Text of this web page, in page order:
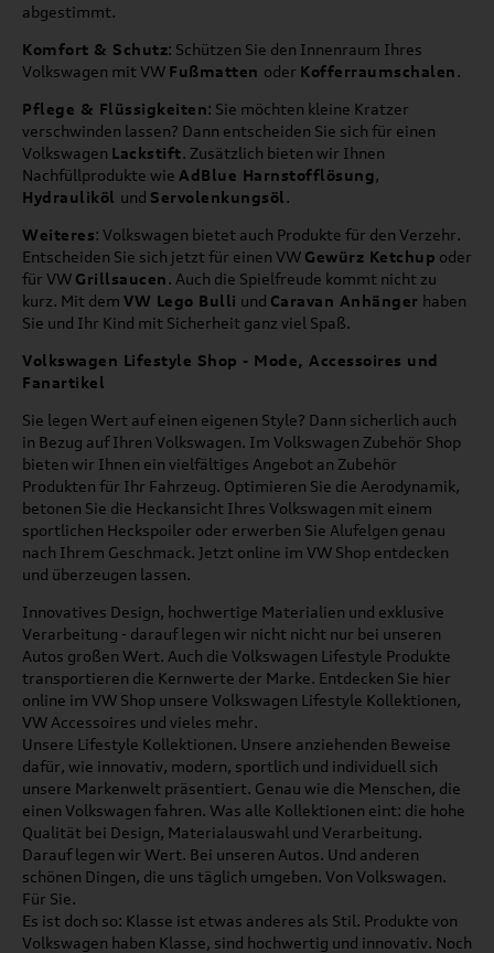
abgestimmt.
Komfort & Schutz: Schützen Sie den Innenraum Ihres
Volkswagen mit VW Fußmatten oder Kofferraumschalen.
Pflege & Flüssigkeiten: Sie möchten kleine Kratzer
verschwinden lassen? Dann entscheiden Sie sich für einen
Volkswagen Lackstift. Zusätzlich bieten wir Ihnen
Nachfüllprodukte wie AdBlue Harnstofflösung,
Hydrauliköl und Servolenkungsöl.
Weiteres: Volkswagen bietet auch Produkte für den Verzehr.
Entscheiden Sie sich jetzt für einen VW Gewürz Ketchup oder
für VW Grillsaucen. Auch die Spielfreude kommt nicht zu
kurz. Mit dem VW Lego Bulli und Caravan Anhänger haben
Sie und Ihr Kind mit Sicherheit ganz viel Spaß.
Volkswagen Lifestyle Shop - Mode, Accessoires und
Fanartikel
Sie legen Wert auf einen eigenen Style? Dann sicherlich auch
in Bezug auf Ihren Volkswagen. Im Volkswagen Zubehör Shop
bieten wir Ihnen ein vielfältiges Angebot an Zubehör
Produkten für Ihr Fahrzeug. Optimieren Sie die Aerodynamik,
betonen Sie die Heckansicht Ihres Volkswagen mit einem
sportlichen Heckspoiler oder erwerben Sie Alufelgen genau
nach Ihrem Geschmack. Jetzt online im VW Shop entdecken
und überzeugen lassen.
Innovatives Design, hochwertige Materialien und exklusive
Verarbeitung - darauf legen wir nicht nicht nur bei unseren
Autos großen Wert. Auch die Volkswagen Lifestyle Produkte
transportieren die Kernwerte der Marke. Entdecken Sie hier
online im VW Shop unsere Volkswagen Lifestyle Kollektionen,
VW Accessoires und vieles mehr.
Unsere Lifestyle Kollektionen. Unsere anziehenden Beweise
dafür, wie innovativ, modern, sportlich und individuell sich
unsere Markenwelt präsentiert. Genau wie die Menschen, die
einen Volkswagen fahren. Was alle Kollektionen eint: die hohe
Qualität bei Design, Materialauswahl und Verarbeitung.
Darauf legen wir Wert. Bei unseren Autos. Und anderen
schönen Dingen, die uns täglich umgeben. Von Volkswagen.
Für Sie.
Es ist doch so: Klasse ist etwas anderes als Stil. Produkte von
Volkswagen haben Klasse, sind hochwertig und innovativ. Noch